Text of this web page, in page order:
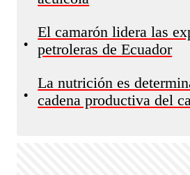
•
El camarón lidera las
petroleras de Ecuador
•
La nutrición es
cadena productiva del